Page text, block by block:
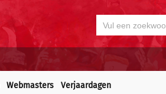
Webmasters Verjaardagen